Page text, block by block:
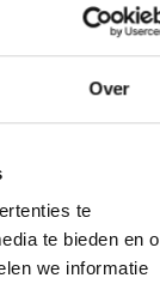
Over
te
te bieden en
we informatie
Ferienpark